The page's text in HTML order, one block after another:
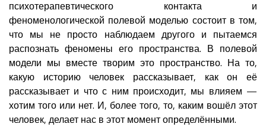
психотерапевтического контакта и
феноменологической полевой моделью состоит в том,
что мы не просто наблюдаем другого и пытаемся
распознать феномены его пространства. В полевой
модели мы вместе творим это пространство. На то,
какую историю человек рассказывает, как он её
рассказывает и что с ним происходит, мы влияем —
хотим того или нет. И, более того, то, каким вошёл этот
человек, делает нас в этот момент определёнными.